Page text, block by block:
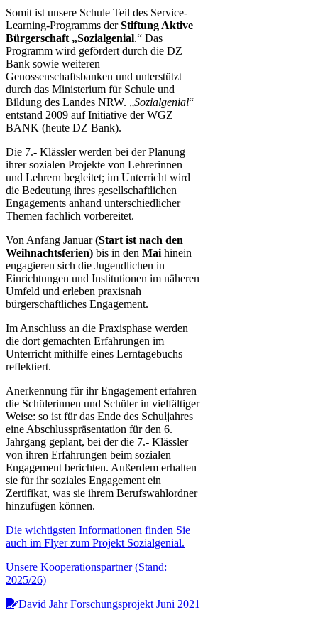
Somit ist unsere Schule Teil des Service-
Learning-Programms derStiftung Aktive
Bürgerschaft „Sozialgenial.“ Das
Programm wird gefördert durch die DZ
Bank sowie weiteren
Genossenschaftsbanken und unterstützt
durch das Ministerium für Schule und
Bildung des Landes NRW. „Sozialgenial“
entstand 2009 auf Initiative der WGZ
BANK (heute DZ Bank).
Die 7.- Klässler werden bei der Planung
ihrer sozialen Projekte von Lehrerinnen
und Lehrern begleitet; im Unterricht wird
die Bedeutung ihres gesellschaftlichen
Engagements anhand unterschiedlicher
Themen fachlich vorbereitet.
Von Anfang Januar(Start ist nach den
Weihnachtsferien) bis in den Mai hinein
engagieren sich die Jugendlichen in
Einrichtungen und Institutionen im näheren
Umfeld und erleben praxisnah
bürgerschaftliches Engagement.
Im Anschluss an die Praxisphase werden
die dort gemachten Erfahrungen im
Unterricht mithilfe eines Lerntagebuchs
reflektiert.
Anerkennung für ihr Engagement erfahren
die Schülerinnen und Schüler in vielfältiger
Weise: so ist für das Ende des Schuljahres
eine Abschlusspräsentation für den 6.
Jahrgang geplant, bei der die 7.- Klässler
von ihren Erfahrungen beim sozialen
Engagement berichten. Außerdem erhalten
sie für ihr soziales Engagement ein
Zertifikat, was sie ihrem Berufswahlordner
hinzufügen können.
Die wichtigsten Informationen finden Sie
auch im Flyer zum Projekt Sozialgenial.
Unsere Kooperationspartner (Stand:
2025/26)
David Jahr Forschungsprojekt Juni 2021